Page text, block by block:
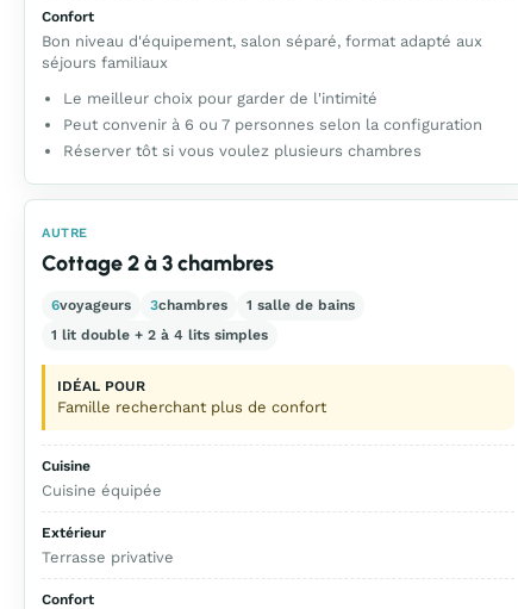
Confort
Bon niveau d'équipement, salon séparé, format adapté aux
séjours familiaux
Le meilleur choix pour garder de l'intimité
Peut convenir à 6 ou 7 personnes selon la configuration
Réserver tôt si vous voulez plusieurs chambres
AUTRE
Cottage 2 à 3 chambres
6voyageurs 3chambres
1 salle de bains
1 lit double + 2 à 4 lits simples
IDÉAL POUR
Famille recherchant plus de confort
Cuisine
Cuisine équipée
Extérieur
Terrasse privative
Confort